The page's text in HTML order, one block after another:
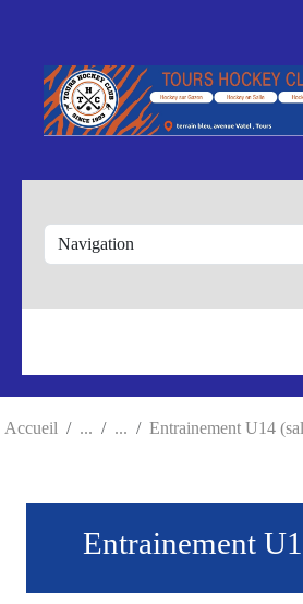
Accueil Entrainement U14
Entrainement